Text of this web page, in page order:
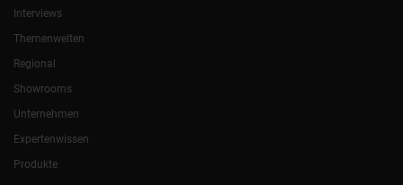
Interviews
Themenwelten
Regional
Showrooms
Unternehmen
Expertenwissen
Produkte